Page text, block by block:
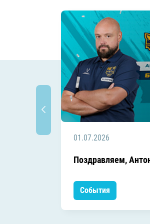
01.07.2026
Поздравляем,
События